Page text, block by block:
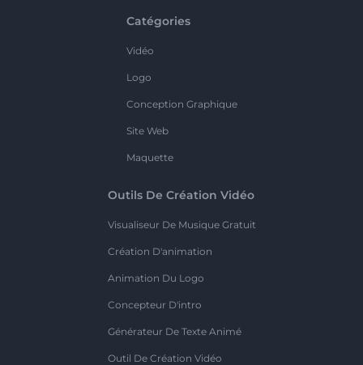
Catégories
Vidéo
Logo
Conception Graphique
Site Web
Maquette
Outils De Création Vidéo
Visualiseur De Musique Gratuit
Création D'animation
Animation Du Logo
Concepteur D'intro
Générateur De Texte Animé
Outil De Création Vidéo